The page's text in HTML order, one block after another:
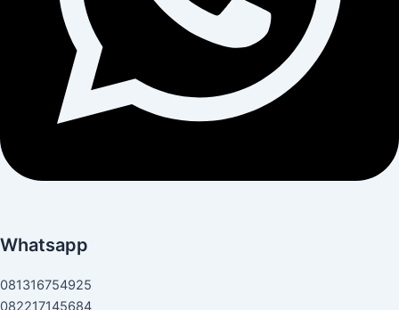
Whatsapp
081316754925